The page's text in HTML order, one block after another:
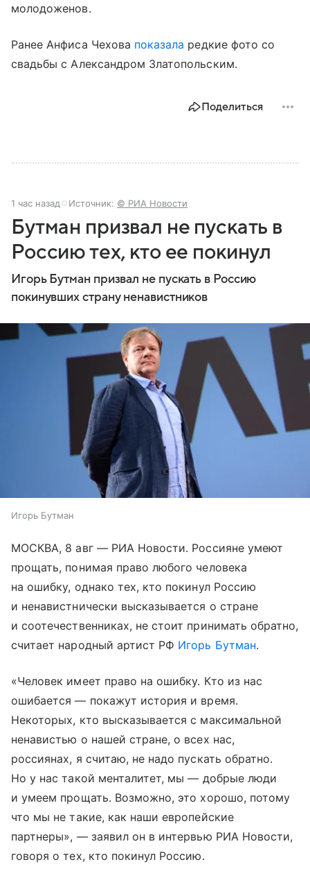
молодоженов.
Ранее Анфиса Чехова показала редкие фото со
свадьбы с Александром Златопольским.
Поделиться
1 час назад Источник: © РИА Новости
Бутман призвал не пускать в
Россию тех, кто ее покинул
Игорь Бутман призвал не пускать в Россию
покинувших страну ненавистников
Игорь Бутман
МОСКВА, 8 авг — РИА Новости. Россияне умеют
прощать, понимая право любого человека
на ошибку, однако тех, кто покинул Россию
и ненавистнически высказывается о стране
и соотечественниках, не стоит принимать обратно,
считает народный артист РФ Игорь Бутман.
«Человек имеет право на ошибку. Кто из нас
ошибается — покажут история и время.
Некоторых, кто высказывается с максимальной
ненавистью о нашей стране, о всех нас,
россиянах, я считаю, не надо пускать обратно.
Но у нас такой менталитет, мы — добрые люди
и умеем прощать. Возможно, это хорошо, потому
что мы не такие, как наши европейские
партнеры», — заявил он в интервью РИА Новости,
говоря о тех, кто покинул Россию.